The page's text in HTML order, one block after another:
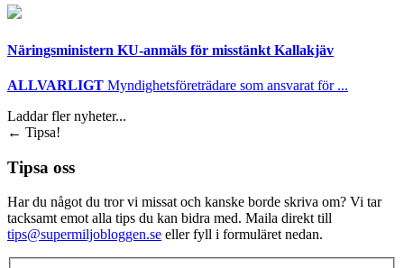
Näringsministern KU-anmäls för misstänkt Kallakjäv
ALLVARLIGT Myndighetsföreträdare som ansvarat för ...
Laddar fler nyheter...
← Tipsa!
Tipsa oss
Har du något du tror vi missat och kanske borde skriva om? Vi tar
tacksamt emot alla tips du kan bidra med. Maila direkt till
tips@supermiljobloggen.se eller fyll i formuläret nedan.